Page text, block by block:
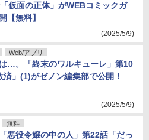
仮面の正体」がWEBコミックガ
【無料】
(2025/5/9)
Web/アプリ
…。「終末のワルキューレ」第10
済」(1)がゼノン編集部で公開！
(2025/5/9)
無料
悪役令嬢の中の人」第22話「だっ